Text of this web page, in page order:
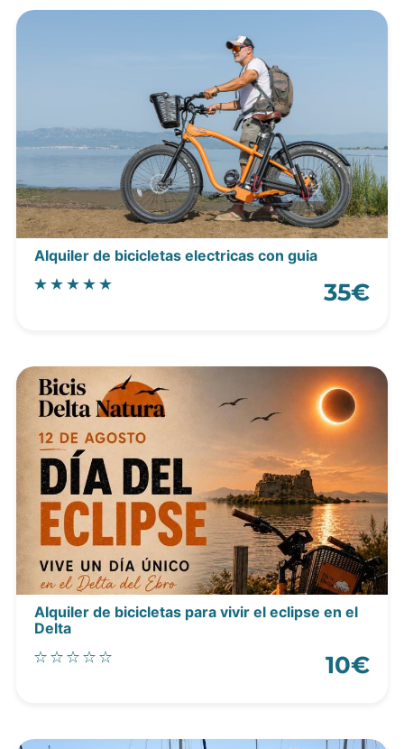
Alquiler de bicicletas electricas con guia
35€
Alquiler de bicicletas para vivir el eclipse en el
Delta
10€